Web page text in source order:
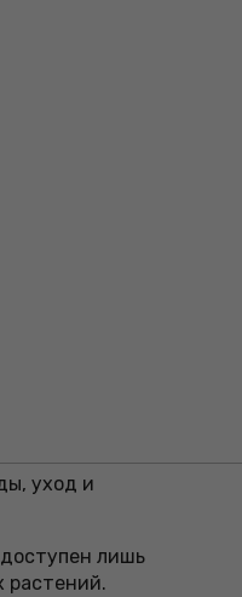
уход и
лишь
растений.